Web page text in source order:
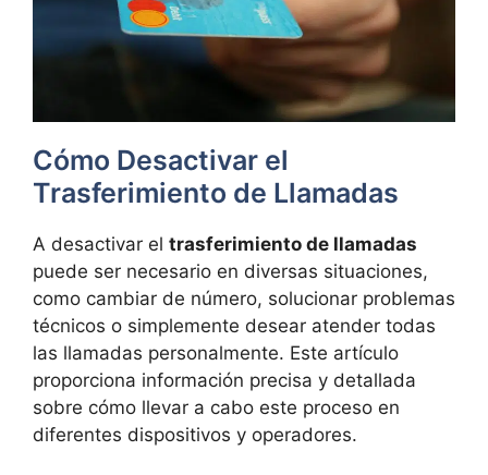
Cómo Desactivar el
Trasferimiento de Llamadas
A desactivar el trasferimiento de llamadas
puede ser necesario en diversas situaciones,
como cambiar de número, solucionar problemas
técnicos o simplemente desear atender todas
las llamadas personalmente. Este artículo
proporciona información precisa y detallada
sobre cómo llevar a cabo este proceso en
diferentes dispositivos y operadores.